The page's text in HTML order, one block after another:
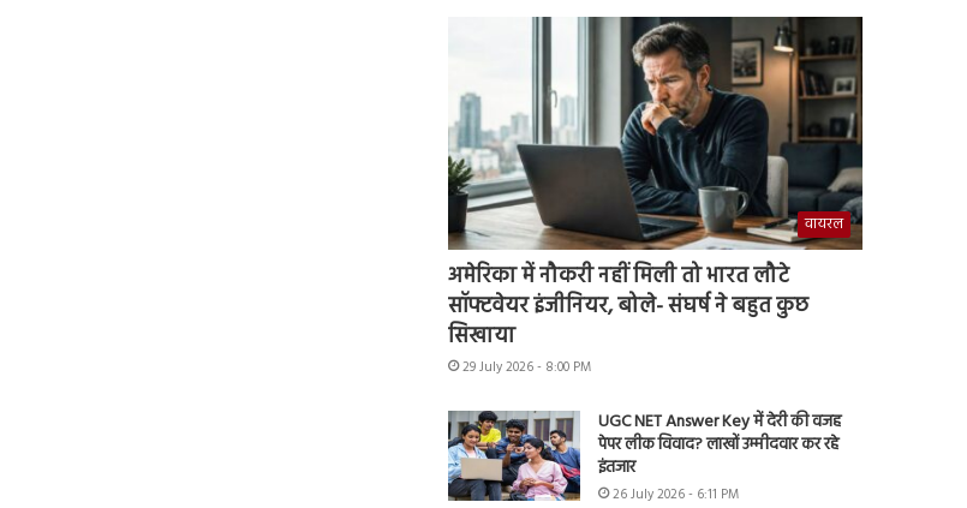
वायरल
अमेरिका में नौकरी नहीं मिली तो भारत लौटे
सॉफ्टवेयर इंजीनियर, बोले- संघर्ष ने बहुत कुछ
सिखाया
29 July 2026 - 8:00 PM
UGC NET Answer Key में देरी की वजह
पेपर लीक विवाद? लाखों उम्मीदवार कर रहे
इंतजार
26 July 2026 - 6:11 PM